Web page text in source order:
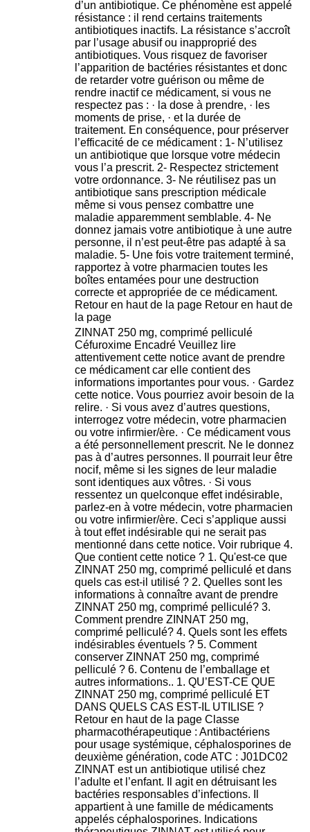
ZINNAT 250 mg, comprimé pelliculé
Céfuroxime Encadré Veuillez lire
attentivement cette notice avant de prendre
ce médicament car elle contient des
informations importantes pour vous. · Gardez
cette notice. Vous pourriez avoir besoin de la
relire. · Si vous avez d’autres questions,
interrogez votre médecin, votre pharmacien
ou votre infirmier/ère. · Ce médicament vous
a été personnellement prescrit. Ne le donnez
pas à d’autres personnes. Il pourrait leur être
nocif, même si les signes de leur maladie
sont identiques aux vôtres. · Si vous
ressentez un quelconque effet indésirable,
parlez-en à votre médecin, votre pharmacien
ou votre infirmier/ère. Ceci s’applique aussi
à tout effet indésirable qui ne serait pas
mentionné dans cette notice. Voir rubrique 4.
Que contient cette notice ? 1. Qu'est-ce que
ZINNAT 250 mg, comprimé pelliculé et dans
quels cas est-il utilisé ? 2. Quelles sont les
informations à connaître avant de prendre
ZINNAT 250 mg, comprimé pelliculé? 3.
Comment prendre ZINNAT 250 mg,
comprimé pelliculé? 4. Quels sont les effets
indésirables éventuels ? 5. Comment
conserver ZINNAT 250 mg, comprimé
pelliculé ? 6. Contenu de l’emballage et
autres informations.. 1. QU’EST-CE QUE
ZINNAT 250 mg, comprimé pelliculé ET
DANS QUELS CAS EST-IL UTILISE ?
Retour en haut de la page Classe
pharmacothérapeutique : Antibactériens
pour usage systémique, céphalosporines de
deuxième génération, code ATC : J01DC02
ZINNAT est un antibiotique utilisé chez
l’adulte et l’enfant. Il agit en détruisant les
bactéries responsables d’infections. Il
appartient à une famille de médicaments
appelés céphalosporines. Indications